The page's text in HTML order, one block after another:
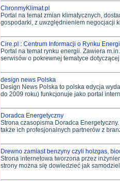
ChronmyKlimat.pl
Portal na temat zmian klimatycznych,
gospodarki, z uwzględnieniem negocjacji
Cire.pl : Centrum Informacji o Rynku
Portal na temat rynku energii. Zawiera
serwisów o pokrewnej tematyce
design news Polska
Design News Polska to polska edycja
do 2009 roku) funkcjonuje jako portal
Doradca Energetyczny
Strona czasopisma Doradca
także ich profesjonalnych partnerów z
Drewno zamiast benzyny czyli holzgas,
Strona internetowa tworzona przez
strony można się dowiedzieć jak